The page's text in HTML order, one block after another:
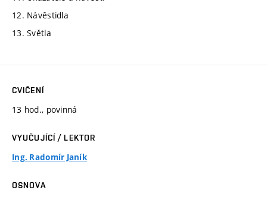
12. Návěstidla
13. Světla
CVIČENÍ
13 hod., povinná
VYUČUJÍCÍ / LEKTOR
Ing. Radomír Janík
OSNOVA